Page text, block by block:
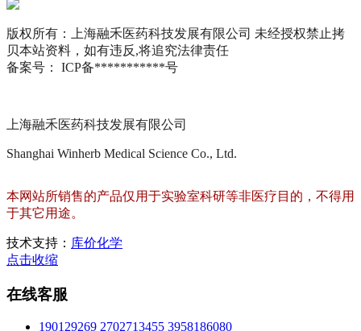
版权所有：上海融禾医药科技发展有限公司 未经授权禁止拷
贝本站资料，如有违反,将追究法律责任
备案号： ICP备***********号
上海融禾医药科技发展有限公司
Shanghai Winherb Medical Science Co., Ltd.
本网站所销售的产品仅用于实验室科研等非医疗目的，不得用
于其它用途。
技术支持： 库价化学
点击收缩
在线客服
190129269 2702713455 3958186080